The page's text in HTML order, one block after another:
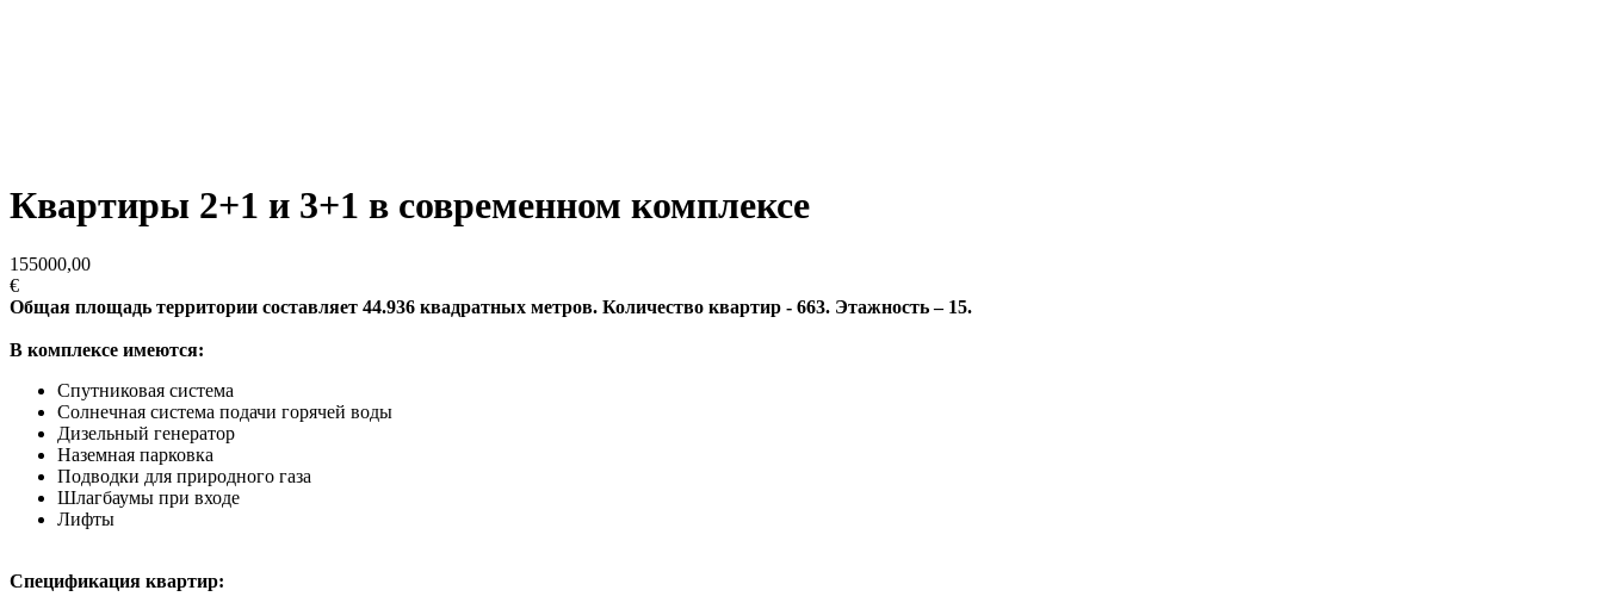
Квартиры 2+1 и 3+1 в современном комплексе
155000,00
€
Общая площадь территории составляет 44.936 квадратных метров. Количество квартир - 663. Этажность – 15.
В комплексе имеются:
Спутниковая система
Солнечная система подачи горячей воды
Дизельный генератор
Наземная парковка
Подводки для природного газа
Шлагбаумы при входе
Лифты
Спецификация квартир: